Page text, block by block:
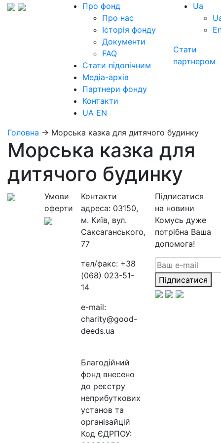
Про фонд
Про нас
Історія фонду
Документи
FAQ
Стати підопічним
Медіа-архів
Партнери фонду
Контакти
UA EN
Ua
Стати
партнером
Головна → Морська казка для дитячого будинку
Морська казка для
дитячого будинку
Умови
оферти
Контакти
адреса: 03150,
м. Київ, вул.
Саксаганського,
77
тел/факс: +38
(068) 023-51-
14
e-mail:
charity@good-
deeds.ua
Благодійний
фонд внесено
до реєстру
неприбуткових
установ та
організайцій
Код ЄДРПОУ:
Підписатися
на новини
Комусь дуже
потрібна Ваша
допомога!
Підписатися